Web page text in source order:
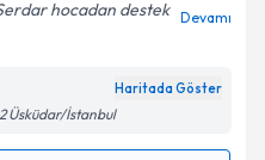
kabul ediyorum.
hocadan destek
Devamı
Haritada Göster
Üsküdar/İstanbul